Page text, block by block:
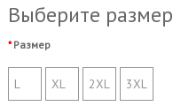
Выберите размер
Размер
L XL 2XL 3XL